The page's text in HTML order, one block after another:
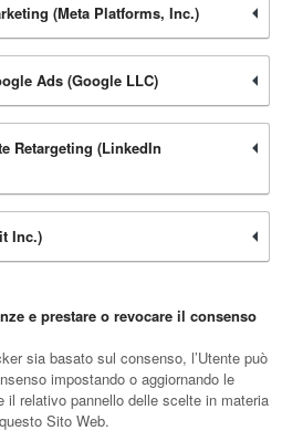
(Meta Platforms, Inc.)
Ads (Google LLC)
Retargeting (LinkedIn
Inc.)
e prestare o revocare il consenso
sia basato sul consenso, l’Utente può
impostando o aggiornando le
il relativo pannello delle scelte in materia
Sito Web.